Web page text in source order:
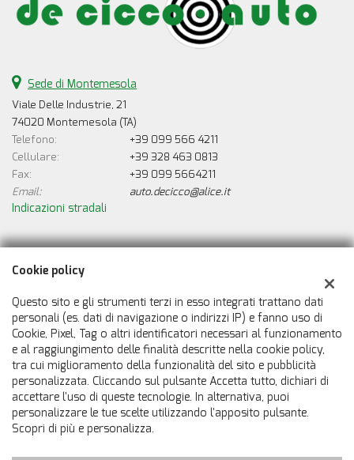
Sede di Montemesola
Viale Delle Industrie, 21
74020 Montemesola (TA)
Telefono:
+39 099 566 4211
Cellulare:
+39 328 463 0813
Fax:
+39 099 5664211
Email:
auto.decicco@alice.it
Indicazioni stradali
Dati fiscali:
De Cicco Auto
Viale Delle Industrie, 21, Montemesola (TA)
C.F/P.IVA:00388550733
Registro delle imprese:TA
Cookie policy
Questo sito e gli strumenti terzi in esso integrati trattano dati
personali (es. dati di navigazione o indirizzi IP) e fanno uso di
Cookie, Pixel, Tag o altri identificatori necessari al funzionamento
e al raggiungimento delle finalità descritte nella cookie policy,
tra cui miglioramento della funzionalità del sito e pubblicità
personalizzata. Cliccando sul pulsante Accetta tutto, dichiari di
accettare l'uso di queste tecnologie. In alternativa, puoi
personalizzare le tue scelte utilizzando l'apposito pulsante.
Scopri di più e personalizza.